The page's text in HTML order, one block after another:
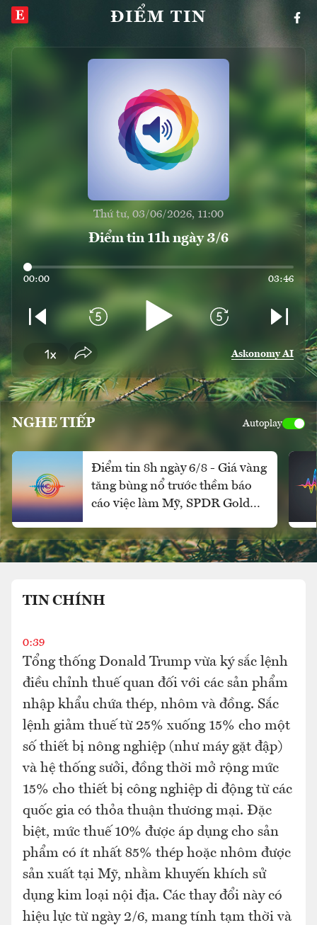
ĐIỂM TIN
Thứ tư, 03/06/2026, 11:00
Điểm tin 11h ngày 3/6
00:00 03:46
Askonomy AI
NGHE TIẾP Autoplay
Điểm tin 8h ngày 6/8 - Giá vàng
tăng bùng nổ trước thềm báo
cáo việc làm Mỹ, SPDR Gold
TIN CHÍNH
0:39
Tổng thống Donald Trump vừa ký sắc lệnh
điều chỉnh thuế quan đối với các sản phẩm
nhập khẩu chứa thép, nhôm và đồng. Sắc
lệnh giảm thuế từ 25% xuống 15% cho một
số thiết bị nông nghiệp (như máy gặt đập)
và hệ thống sưởi, đồng thời mở rộng mức
15% cho thiết bị công nghiệp di động từ các
quốc gia có thỏa thuận thương mại. Đặc
biệt, mức thuế 10% được áp dụng cho sản
phẩm có ít nhất 85% thép hoặc nhôm được
sản xuất tại Mỹ, nhằm khuyến khích sử
dụng kim loại nội địa. Các thay đổi này có
hiệu lực từ ngày 2/6, mang tính tạm thời và